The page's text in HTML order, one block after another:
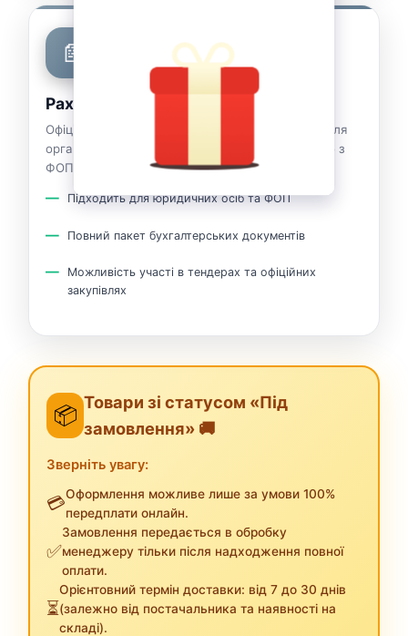
📄
Рахунок з ПДВ 20%
Офіційний рахунок з ПДВ 20% від нашого ТОВ для
організацій будь-якої форми власності, включно з
ФОП.
Підходить для юридичних осіб та ФОП
Повний пакет бухгалтерських документів
Можливість участі в тендерах та офіційних
закупівлях
📦 Товари зі статусом «Під
замовлення» 🚚
Зверніть увагу:
💳Оформлення можливе лише за умови 100%
передплати онлайн.
✅
Замовлення передається в обробку
менеджеру тільки після надходження повної
оплати.
⏳
Орієнтовний термін доставки: від 7 до 30 днів
(залежно від постачальника та наявності на
складі).